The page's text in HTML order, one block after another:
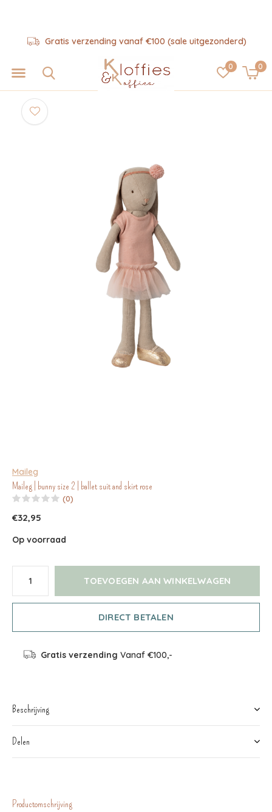
0 0
Gratis verzending vanaf €100 (sale uitgezonderd)
Maileg
Maileg | bunny size 2 | ballet suit and skirt rose
(0)
€32,95
Op voorraad
TOEVOEGEN AAN WINKELWAGEN
DIRECT BETALEN
Gratis verzending Vanaf €100,-
Beschrijving
Delen
Productomschrijving